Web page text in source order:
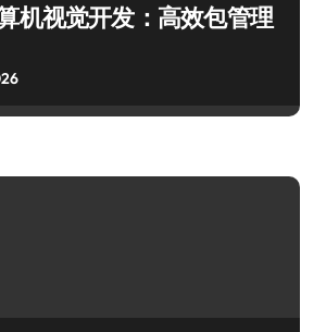
机视觉开发：高效包管理